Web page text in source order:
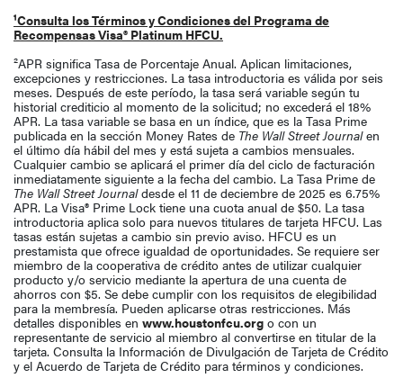
¹Consulta losTérminos y Condiciones del Programa de
Recompensas Visa® Platinum HFCU.
²APR significa Tasa de Porcentaje Anual. Aplican limitaciones,
excepciones y restricciones. La tasa introductoria es válida por seis
meses. Después de este período, la tasa será variable según tu
historial crediticio al momento de la solicitud; no excederá el 18%
APR. La tasa variable se basa en un índice, que es la Tasa Prime
publicada en la sección Money Rates de The Wall Street Journalen
el último día hábil del mes y está sujeta a cambios mensuales.
Cualquier cambio se aplicará el primer día del ciclo de facturación
inmediatamente siguiente a la fecha del cambio. La Tasa Prime de
The Wall Street Journaldesde el 11 de deciembre de 2025 es 6.75%
APR. La Visa® Prime Lock tiene una cuota anual de $50. La tasa
introductoria aplica solo para nuevos titulares de tarjeta HFCU. Las
tasas están sujetas a cambio sin previo aviso. HFCU es un
prestamista que ofrece igualdad de oportunidades. Se requiere ser
miembro de la cooperativa de crédito antes de utilizar cualquier
producto y/o servicio mediante la apertura de una cuenta de
ahorros con $5. Se debe cumplir con los requisitos de elegibilidad
para la membresía. Pueden aplicarse otras restricciones. Más
detalles disponibles en www.houstonfcu.org o con un
representante de servicio al miembro al convertirse en titular de la
tarjeta. Consulta la Información de Divulgación de Tarjeta de Crédito
y el Acuerdo de Tarjeta de Crédito para términos y condiciones.